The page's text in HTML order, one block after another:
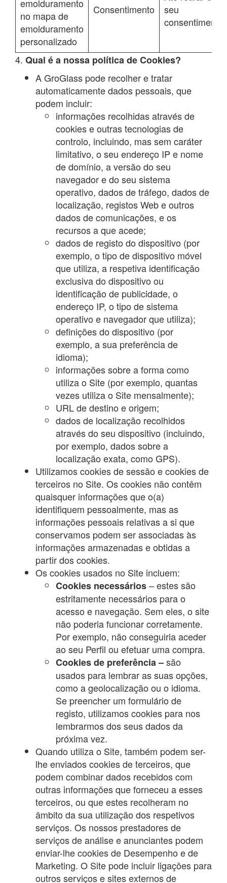
emolduramento
no mapa de
emolduramento
personalizado
Consentimento
seu
consentimento
4. Qual é a nossa política de Cookies?
A GroGlass pode recolher e tratar
automaticamente dados pessoais, que
podem incluir:
informações recolhidas através de
cookies e outras tecnologias de
controlo, incluindo, mas sem caráter
limitativo, o seu endereço IP e nome
de domínio, a versão do seu
navegador e do seu sistema
operativo, dados de tráfego, dados de
localização, registos Web e outros
dados de comunicações, e os
recursos a que acede;
dados de registo do dispositivo (por
exemplo, o tipo de dispositivo móvel
que utiliza, a respetiva identificação
exclusiva do dispositivo ou
identificação de publicidade, o
endereço IP, o tipo de sistema
operativo e navegador que utiliza);
definições do dispositivo (por
exemplo, a sua preferência de
idioma);
informações sobre a forma como
utiliza o Site (por exemplo, quantas
vezes utiliza o Site mensalmente);
URL de destino e origem;
dados de localização recolhidos
através do seu dispositivo (incluindo,
por exemplo, dados sobre a
localização exata, como GPS).
Utilizamos cookies de sessão e cookies de
terceiros no Site. Os cookies não contêm
quaisquer informações que o(a)
identifiquem pessoalmente, mas as
informações pessoais relativas a si que
conservamos podem ser associadas às
informações armazenadas e obtidas a
partir dos cookies.
Os cookies usados no Site incluem:
Cookies necessários– estes são
estritamente necessários para o
acesso e navegação. Sem eles, o site
não poderia funcionar corretamente.
Por exemplo, não conseguiria aceder
ao seu Perfil ou efetuar uma compra.
Cookies de preferência –são
usados para lembrar as suas opções,
como a geolocalização ou o idioma.
Se preencher um formulário de
registo, utilizamos cookies para nos
lembrarmos dos seus dados da
próxima vez.
Quando utiliza o Site, também podem ser-
lhe enviados cookies de terceiros, que
podem combinar dados recebidos com
outras informações que forneceu a esses
terceiros, ou que estes recolheram no
âmbito da sua utilização dos respetivos
serviços. Os nossos prestadores de
serviços de análise e anunciantes podem
enviar-lhe cookies de Desempenho e de
Marketing. O Site pode incluir ligações para
outros serviços e sites externos de